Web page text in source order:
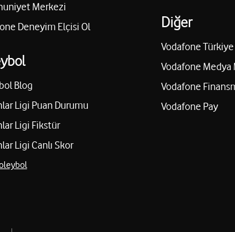
Merkezi
Deneyim Elçisi Ol
Blog
Ligi Puan Durumu
Ligi Fikstür
Ligi Canlı Skor
Diğer
Vodafone Türkiye
Vodafone Medya
Vodafone
Vodafone Pay